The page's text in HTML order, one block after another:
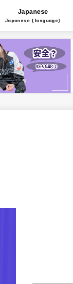
Japanese
Japanese (language)